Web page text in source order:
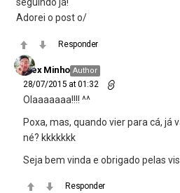
seguindo já!
Adorei o post o/
Responder
Alex Minho Author
28/07/2015 at 01:32
Olaaaaaaa!!!! ^^
Poxa, mas, quando vier para cá, já
né? kkkkkkk
Seja bem vinda e obrigado pelas
Responder